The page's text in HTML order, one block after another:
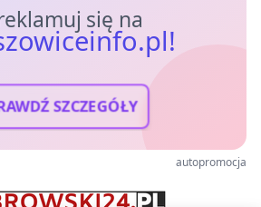
się na
SZCZEGÓŁY
autopromocja